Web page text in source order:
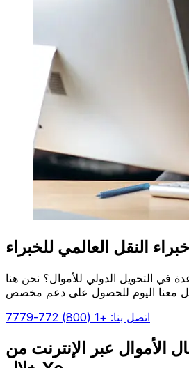
في التحويل الدولي للأموال؟ نحن هنا
اتصل بنا: +1 (800) 772-7779
الأموال عبر الإنترنت من